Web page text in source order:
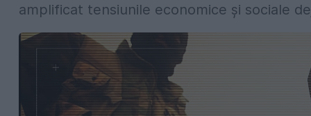
amplificat tensiunile economice și sociale